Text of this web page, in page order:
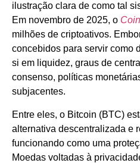
ilustração clara de como tal
Em novembro de 2025, o
milhões de criptoativos.
concebidos para servir como
si em liquidez, graus de
consenso, políticas
subjacentes.
Entre eles, o Bitcoin (BTC)
alternativa descentralizada e
funcionando como uma
Moedas voltadas à